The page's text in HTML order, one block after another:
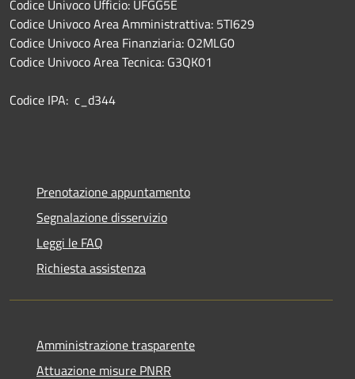
Codice Univoco Ufficio: UFGG5E
Codice Univoco Area Amministrattiva: 5TI629
Codice Univoco Area Finanziaria: O2MLG0
Codice Univoco Area Tecnica: G3QK01
Codice IPA: c_d344
Prenotazione appuntamento
Segnalazione disservizio
Leggi le FAQ
Richiesta assistenza
Amministrazione trasparente
Attuazione misure PNRR